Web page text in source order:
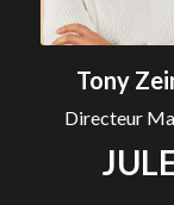
Tony
Directeur